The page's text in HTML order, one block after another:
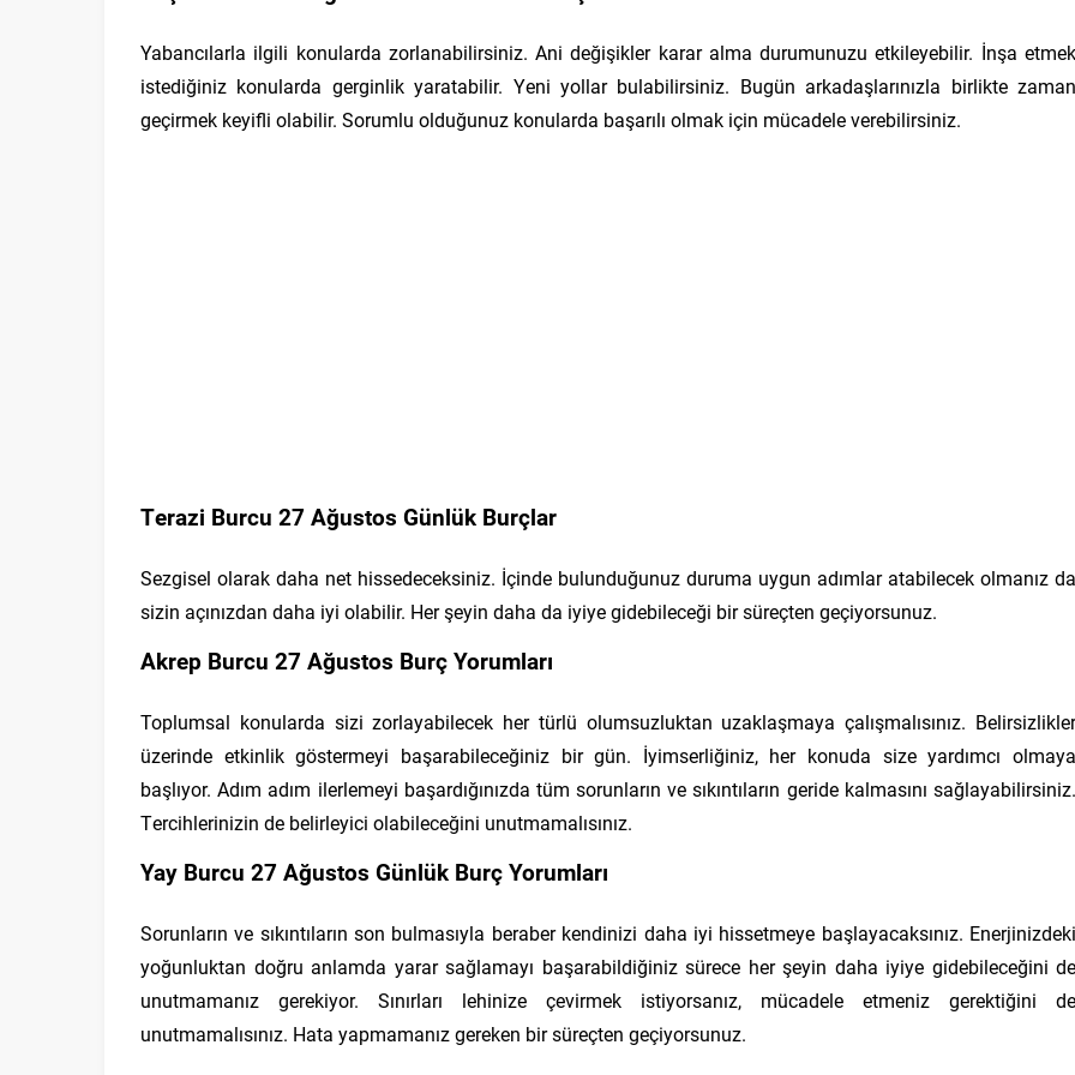
Yabancılarla ilgili konularda zorlanabilirsiniz. Ani değişikler karar alma durumunuzu etkileyebilir. İnşa etmek
istediğiniz konularda gerginlik yaratabilir. Yeni yollar bulabilirsiniz. Bugün arkadaşlarınızla birlikte zaman
geçirmek keyifli olabilir. Sorumlu olduğunuz konularda başarılı olmak için mücadele verebilirsiniz.
Terazi Burcu 27 Ağustos Günlük Burçlar
Sezgisel olarak daha net hissedeceksiniz. İçinde bulunduğunuz duruma uygun adımlar atabilecek olmanız da
sizin açınızdan daha iyi olabilir. Her şeyin daha da iyiye gidebileceği bir süreçten geçiyorsunuz.
Akrep Burcu 27 Ağustos Burç Yorumları
Toplumsal konularda sizi zorlayabilecek her türlü olumsuzluktan uzaklaşmaya çalışmalısınız. Belirsizlikler
üzerinde etkinlik göstermeyi başarabileceğiniz bir gün. İyimserliğiniz, her konuda size yardımcı olmaya
başlıyor. Adım adım ilerlemeyi başardığınızda tüm sorunların ve sıkıntıların geride kalmasını sağlayabilirsiniz.
Tercihlerinizin de belirleyici olabileceğini unutmamalısınız.
Yay Burcu 27 Ağustos Günlük Burç Yorumları
Sorunların ve sıkıntıların son bulmasıyla beraber kendinizi daha iyi hissetmeye başlayacaksınız. Enerjinizdeki
yoğunluktan doğru anlamda yarar sağlamayı başarabildiğiniz sürece her şeyin daha iyiye gidebileceğini de
unutmamanız gerekiyor. Sınırları lehinize çevirmek istiyorsanız, mücadele etmeniz gerektiğini de
unutmamalısınız. Hata yapmamanız gereken bir süreçten geçiyorsunuz.